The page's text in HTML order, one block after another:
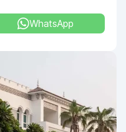
WhatsApp